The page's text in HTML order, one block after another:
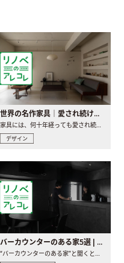
世界の名作家具｜愛され続ける理由と一生モノとの出会い方
家具には、何十年経っても愛され続ける「名作」と呼ばれるもの..
デザイン
バーカウンターのある家5選 | 日常に馴染む“距離の近い”キッチンとは
“バーカウンターのある家”と聞くと、少し特別な、大人のための..